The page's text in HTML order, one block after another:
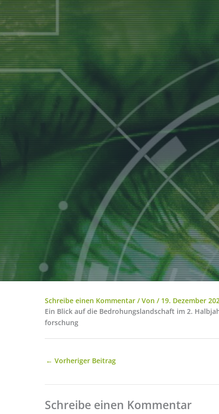
Schreibe einen Kommentar / Von / 19. Dezember
Ein Blick auf die Bedrohungslandschaft im 2.
forschung
← Vorheriger Beitrag
Schreibe einen Kommentar